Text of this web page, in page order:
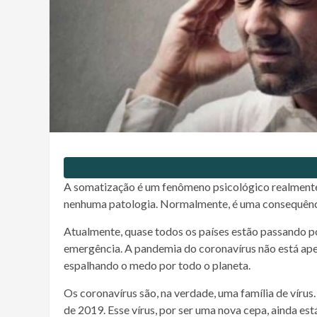
A somatização é um fenômeno psicológico
nenhuma patologia. Normalmente, é uma
Atualmente, quase todos os países estão
emergência. A pandemia do coronavírus não está
espalhando o medo por todo o planeta.
Os coronavírus são, na verdade, uma família de
de 2019. Esse vírus, por ser uma nova cepa, ainda